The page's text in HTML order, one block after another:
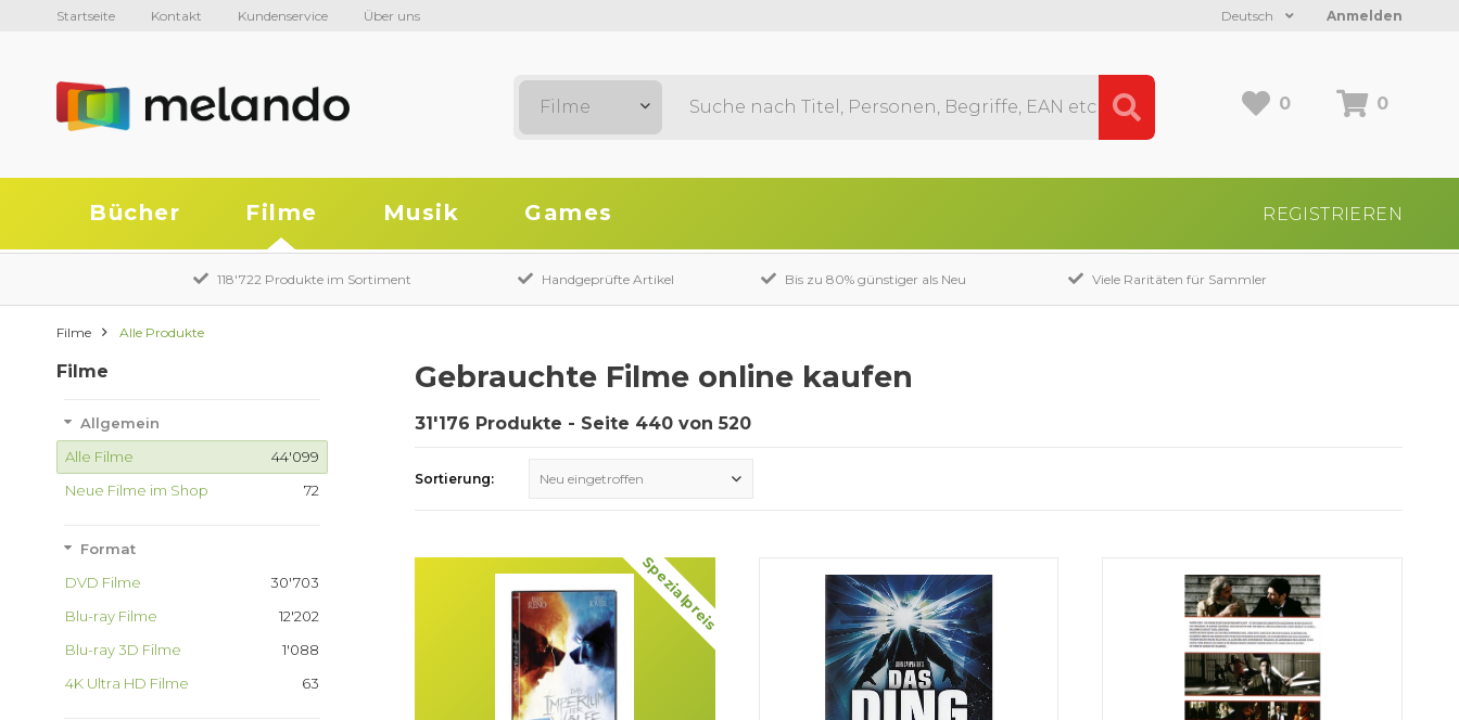
Startseite Kontakt Kundenservice Über uns Anmelden
Deutsch
0 0
Filme
Bücher Filme Musik Games REGISTRIEREN
118'722 Produkte im Sortiment Handgeprüfte Artikel Bis zu 80% günstiger als Neu Viele Raritäten für Sammler
Filme Alle Produkte
Filme
Allgemein
44'099
Alle Filme
72
Neue Filme im Shop
Format
30'703
DVD Filme
12'202
Blu-ray Filme
1'088
Blu-ray 3D Filme
63
4K Ultra HD Filme
Gebrauchte Filme online kaufen
31'176 Produkte - Seite 440 von 520
Sortierung: Neu eingetroffen
Spezialpreis